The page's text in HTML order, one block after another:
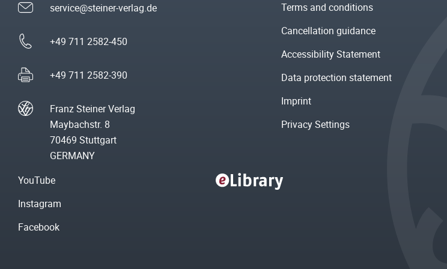
service@steiner-verlag.de
+49 711 2582-450
+49 711 2582-390
Franz Steiner Verlag
Maybachstr. 8
70469 Stuttgart
GERMANY
Terms and conditions
Cancellation guidance
Accessibility Statement
Data protection statement
Imprint
Privacy Settings
YouTube
Instagram
Facebook